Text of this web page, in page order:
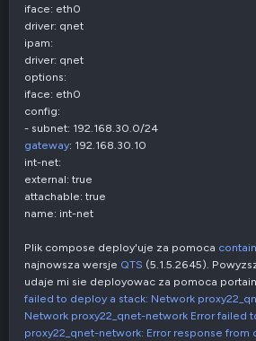
iface: eth0
driver: qnet
ipam:
driver: qnet
options:
iface: eth0
config:
- subnet: 192.168.30.0/24
gateway: 192.168.30.10
int-net:
external: true
attachable: true
name: int-net
Plik compose deploy'uje za pomoca
najnowsza wersje QTS (5.1.5.2645).
udaje mi sie deployowac za pomoca
failed to deploy a stack: Network
Network proxy22_qnet-network Error failed
proxy22_qnet-network: Error response from